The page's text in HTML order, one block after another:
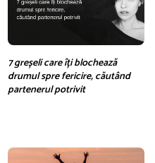
7 greșeli care îți blochează
drumul spre fericire, căutând
partenerul potrivit